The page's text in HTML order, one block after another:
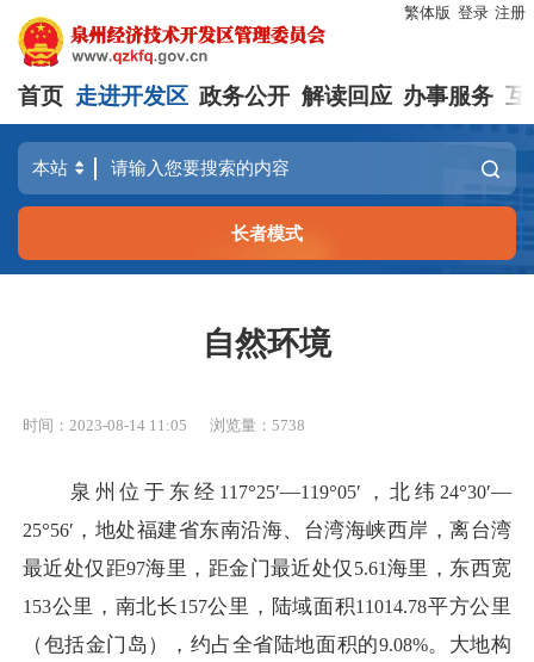
繁体版 登录 注册
首页 走进开发区 政务公开 解读回应 办事服务 互
长者模式
自然环境
时间：2023-08-14 11:05 浏览量： 5738
泉州位于东经 117°25′—119°05′，北纬24°30′—
25°56′，地处福建省东南沿海、台湾海峡西岸，离台湾
最近处仅距97海里，距金门最近处仅 5.61海里，东西宽
153公里，南北长157公里，陆域面积11014.78平方公里
（包括金门岛），约占全省陆地面积的9.08%。大地构